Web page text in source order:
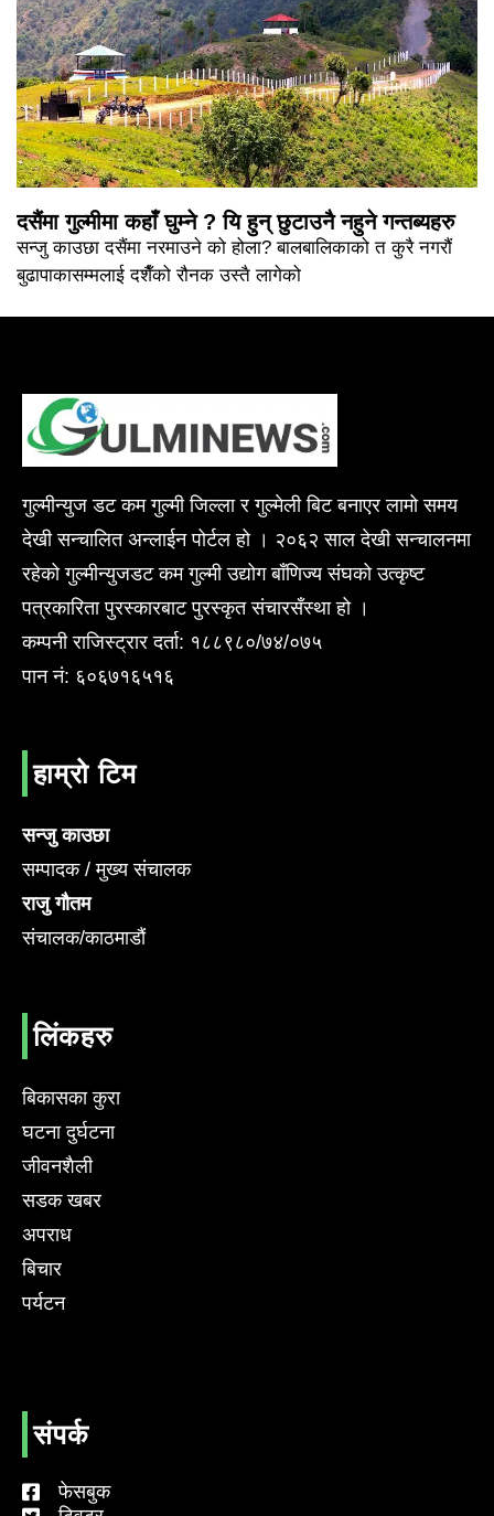
दसैंमा गुल्मीमा कहाँ घुम्ने ? यि हुन् छुटाउनै नहुने गन्तब्यहरु
सन्जु काउछा दसैंमा नरमाउने को होला? बालबालिकाको त कुरै नगरौं
बुढापाकासम्मलाई दशैँको रौनक उस्तै लागेको
गुल्मीन्युज डट कम गुल्मी जिल्ला र गुल्मेली बिट बनाएर लामो समय
देखी सन्चालित अन्लाईन पोर्टल हो । २०६२ साल देखी सन्चालनमा
रहेको गुल्मीन्युजडट कम गुल्मी उद्योग बाँणिज्य संघको उत्कृष्ट
पत्रकारिता पुरस्कारबाट पुरस्कृत संचारसँस्था हो ।
कम्पनी राजिस्ट्रार दर्ता: १८८९८०/७४/०७५
पान नं: ६०६७१६५१६
हाम्रो टिम
सन्जु काउछा
सम्पादक / मुख्य संचालक
राजु गौतम
संचालक/काठमाडौं
लिंकहरु
बिकासका कुरा
घटना दुर्घटना
जीवनशैली
सडक खबर
अपराध
बिचार
पर्यटन
संपर्क
फेसबुक